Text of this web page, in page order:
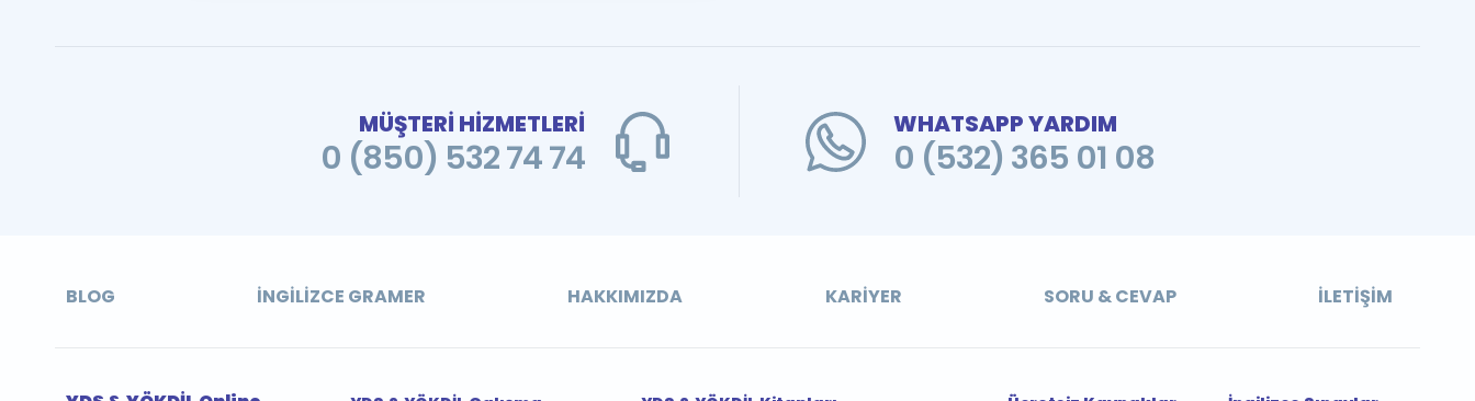
MÜŞTERİ HİZMETLERİ
0 (850) 532 74 74
WHATSAPP YARDIM
0 (532) 365 01 08
BLOG İNGILIZCE GRAMER HAKKIMIZDA KARIYER SORU & CEVAP İLETIŞIM